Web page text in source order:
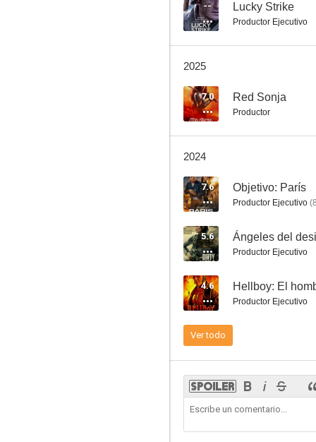
7.0
La dalia negra
6.9
-- Lucky Strike
Productor Ejecutivo
2025
7.0 Red Sonja
Productor
2024
7.6 Objetivo: París
Productor Ejecutivo (
5.6 Ángeles del
Productor Ejecutivo
4.6 Hellboy: El
Productor Ejecutivo
Ver todo